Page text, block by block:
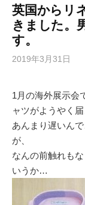
英国からリ
きました。
す。
2019年3月31日
1月の海外展示会
ャツがようやく届
あんまり遅いん
が、
なんの前触れも
いうか…